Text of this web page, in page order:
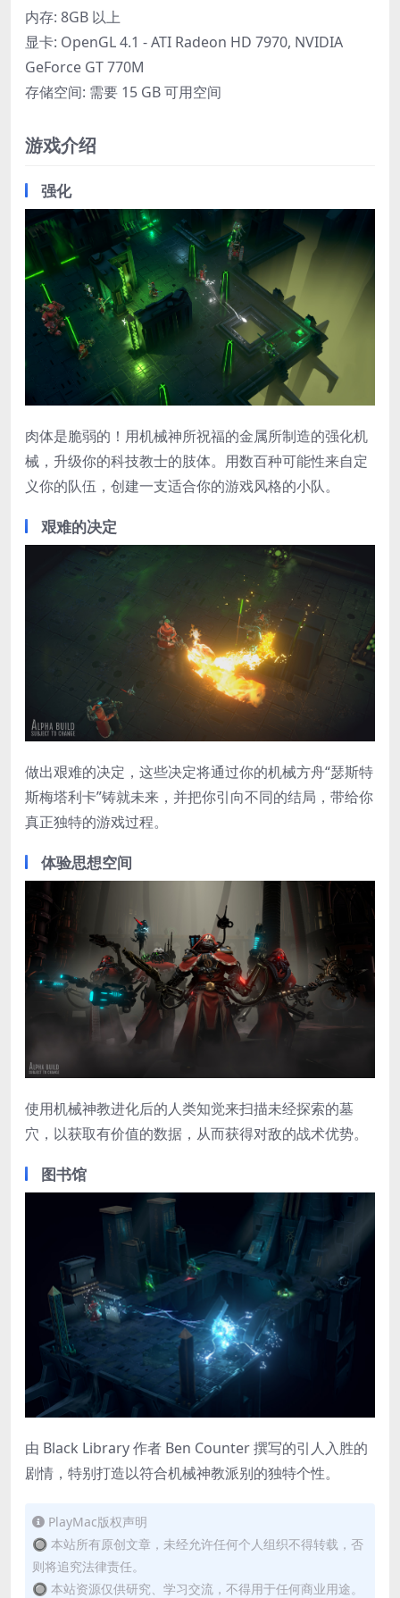
内存: 8GB 以上
显卡: OpenGL 4.1 - ATI Radeon HD 7970, NVIDIA
GeForce GT 770M
存储空间: 需要 15 GB 可用空间
游戏介绍
强化
肉体是脆弱的！用机械神所祝福的金属所制造的强化机
械，升级你的科技教士的肢体。用数百种可能性来自定
义你的队伍，创建一支适合你的游戏风格的小队。
艰难的决定
做出艰难的决定，这些决定将通过你的机械方舟“瑟斯特
斯梅塔利卡”铸就未来，并把你引向不同的结局，带给你
真正独特的游戏过程。
体验思想空间
使用机械神教进化后的人类知觉来扫描未经探索的墓
穴，以获取有价值的数据，从而获得对敌的战术优势。
图书馆
由 Black Library 作者 Ben Counter 撰写的引人入胜的
剧情，特别打造以符合机械神教派别的独特个性。
PlayMac版权声明
🔘 本站所有原创文章，未经允许任何个人组织不得转载，否
则将追究法律责任。
🔘 本站资源仅供研究、学习交流，不得用于任何商业用途。